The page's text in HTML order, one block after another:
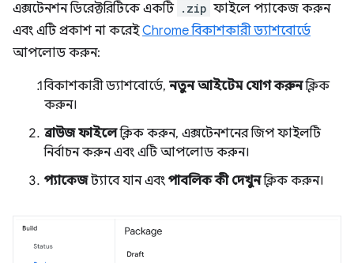
এক্সটেনশন ডিরেক্টরিটিকে একটি .zip ফাইলে প্যাকেজ করুন
এবং এটি প্রকাশ না করেইChrome বিকাশকারী ড্যাশবোর্ডে
আপলোড করুন:
বিকাশকারী ড্যাশবোর্ডে, নতুন আইটেম যোগ করুনক্লিক
করুন।
ব্রাউজ ফাইলেক্লিক করুন, এক্সটেনশনের জিপ ফাইলটি
নির্বাচন করুন এবং এটি আপলোড করুন।
প্যাকেজট্যাবে যান এবং পাবলিক কী দেখুনক্লিক করুন।